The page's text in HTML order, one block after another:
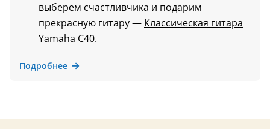
выберем счастливчика и подарим
прекрасную гитару — Классическая гитара
Yamaha C40.
Подробнее